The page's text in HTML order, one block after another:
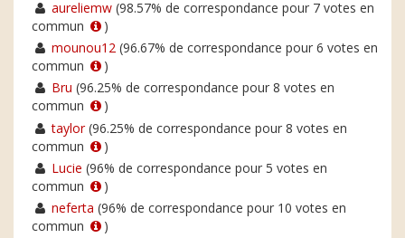
aureliemw (98.57% de correspondance pour 7 votes en
commun
)
mounou12 (96.67% de correspondance pour 6 votes en
commun
)
Bru (96.25% de correspondance pour 8 votes en
commun
)
taylor(96.25% de correspondance pour 8 votes en
commun
)
Lucie (96% de correspondance pour 5 votes en
commun
)
neferta (96% de correspondance pour 10 votes en
commun
)